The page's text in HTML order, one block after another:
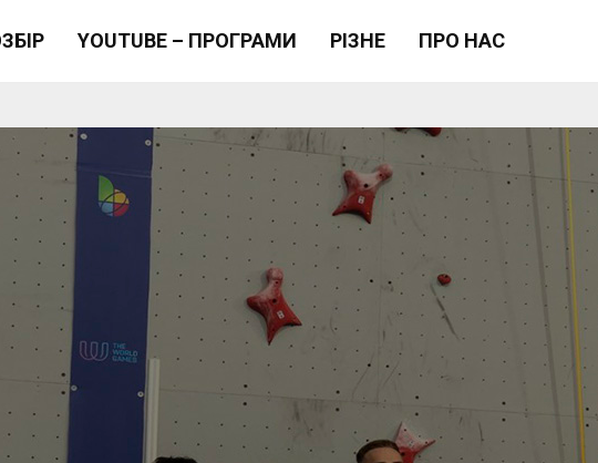
YOUTUBE – ПРОГРАМИ РІЗНЕ ПРО НАС